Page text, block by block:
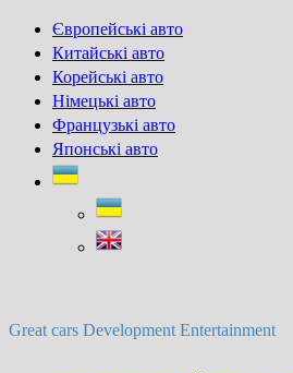
Skip
content
Європейські авто
Китайські авто
Корейські авто
Німецькі авто
Французькі авто
Японські авто
Great cars Development Entertainment